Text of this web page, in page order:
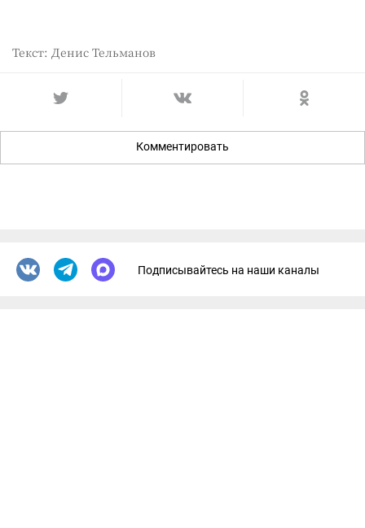
Текст: Денис Тельманов
Комментировать
Подписывайтесь на наши каналы